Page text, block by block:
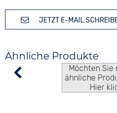
JETZT E-MAIL
Ähnliche Produkte
Möchten Sie
ähnliche
Hier